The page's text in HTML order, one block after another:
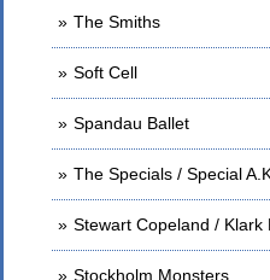
The Smiths
Soft Cell
Spandau Ballet
The Specials / Special
Stewart Copeland / Klark
Stockholm Monsters